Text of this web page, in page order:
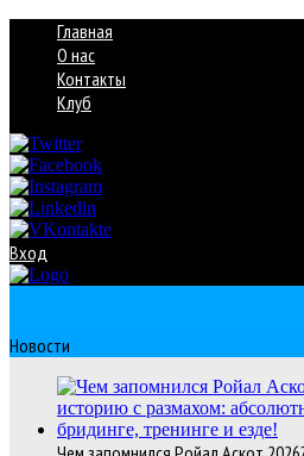
Главная
О нас
Контакты
Клуб
Вход
Новости